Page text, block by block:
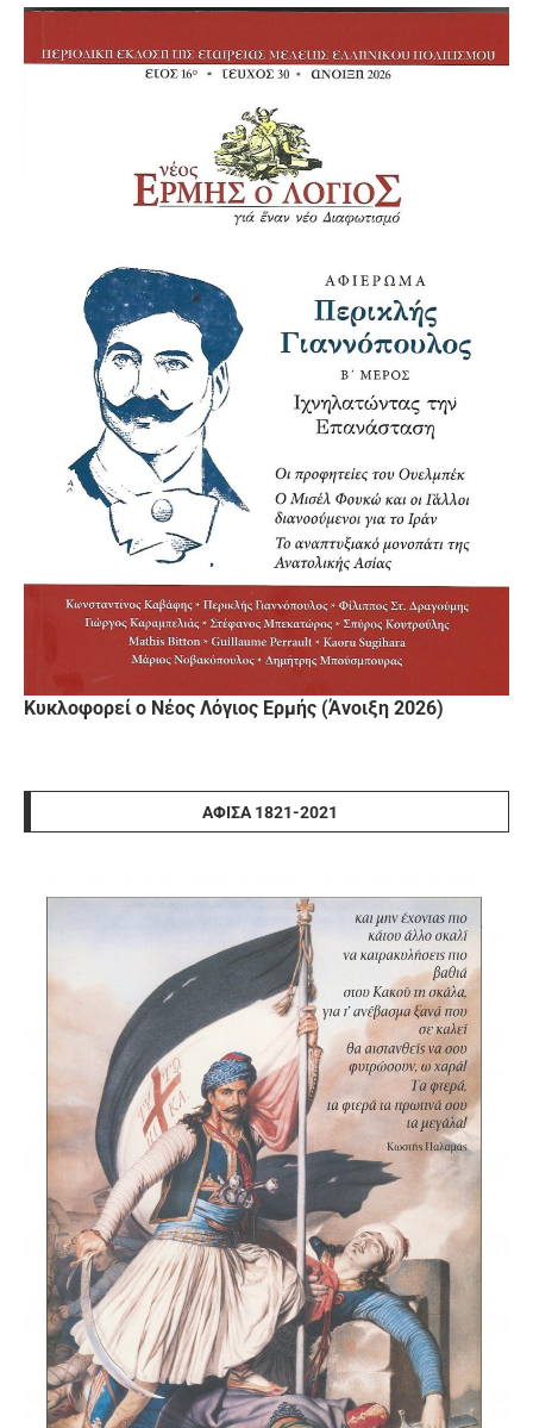
Κυκλοφορεί ο Νέος Λόγιος Ερμής (Άνοιξη 2026)
ΑΦΊΣΑ 1821-2021